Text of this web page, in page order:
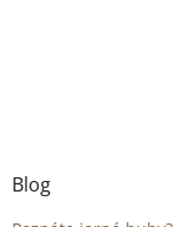
Blog